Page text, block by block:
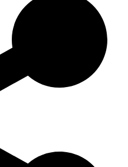
多才多艺的特点使其在各种
好者的喜爱。